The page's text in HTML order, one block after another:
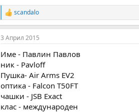
R
e
a
c
i
o
n
s
:
scandalo
3 Април 2015
Име - Павлин Павлов
ник - Pavloff
Пушка- Air Arms EV2
оптика - Falcon T50FT
чашки - JSB Exact
клас - международен